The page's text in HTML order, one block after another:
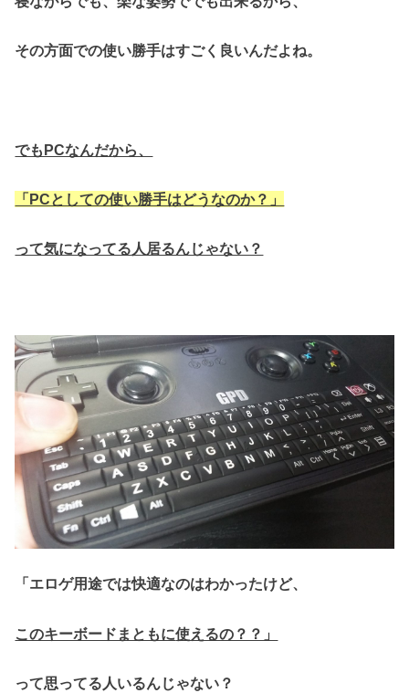
その方面での使い勝手はすごく良いんだよね。
でもPCなんだから、
「PCとしての使い勝手はどうなのか？」
って気になってる人居るんじゃない？
「エロゲ用途では快適なのはわかったけど、
このキーボードまともに使えるの？？」
って思ってる人いるんじゃない？